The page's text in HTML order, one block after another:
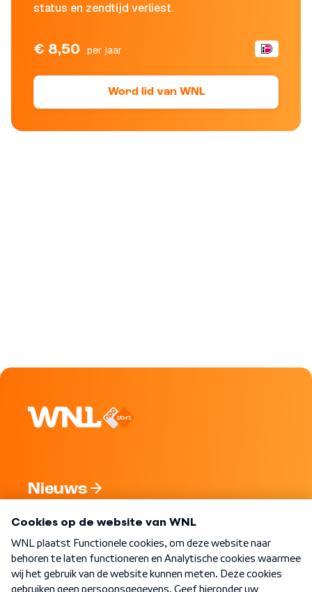
status en zendtijd verliest.
€ 8,50 per jaar
Word lid van WNL
Nieuws
Nieuwsbrief
Word Lid